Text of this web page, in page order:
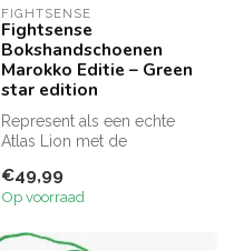
FIGHTSENSE
Fightsense
Bokshandschoenen
Marokko Editie – Green
star edition
Represent als een echte
Atlas Lion met de
Green Star bokshand...
€49,99
Op voorraad